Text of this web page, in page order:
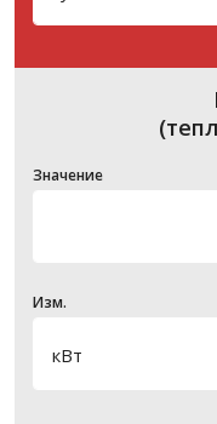
Значение
Изм.